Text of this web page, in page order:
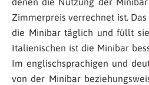
Zimmerpreis verrechnet ist.
die Minibar täglich und füllt
Italienischen ist die Minibar
Im englischsprachigen und
von der Minibar